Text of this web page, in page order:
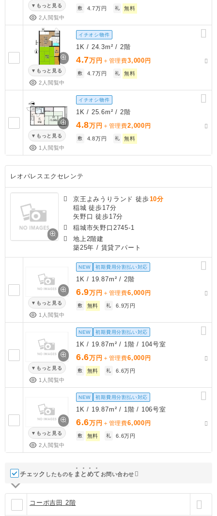
もっと見る
2人閲覧中
敷 4.7万円 礼 無料
もっと見る
2人閲覧中
イチオシ物件
1K / 24.3m² / 2階
4.7万円 ＋管理費3,000 円
敷 4.7万円 礼 無料
もっと見る
1人閲覧中
イチオシ物件
1K / 25.6m² / 2階
4.8万円 ＋管理費2,000 円
敷 4.8万円 礼 無料
レオパレスエクセレンテ
京王よみうりランド 徒歩10分
稲城 徒歩17分
矢野口 徒歩17分
稲城市矢野口2745-1
地上2階建
築25年 / 賃貸アパート
もっと見る
1人閲覧中
NEW 初期費用分割払い対応
1K / 19.87m² / 2階
6.9万円 ＋管理費6,000 円
敷 無料 礼 6.9万円
もっと見る
1人閲覧中
NEW 初期費用分割払い対応
1K / 19.87m² / 1階 / 104号室
6.6万円 ＋管理費6,000 円
敷 無料 礼 6.6万円
もっと見る
2人閲覧中
NEW 初期費用分割払い対応
1K / 19.87m² / 1階 / 106号室
6.6万円 ＋管理費6,000 円
敷 無料 礼 6.6万円
チェック したものを ま と めて お問い合わせ
コーポ吉田 2階